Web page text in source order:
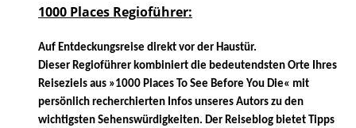
1000 Places Regioführer:
Auf Entdeckungsreise direkt vor der Haustür.
Dieser Regioführer kombiniert die bedeutendsten Orte Ihres
Reiseziels aus »1000 Places To See Before You Die« mit
persönlich recherchierten Infos unseres Autors zu den
wichtigsten Sehenswürdigkeiten. Der Reiseblog bietet Tipps